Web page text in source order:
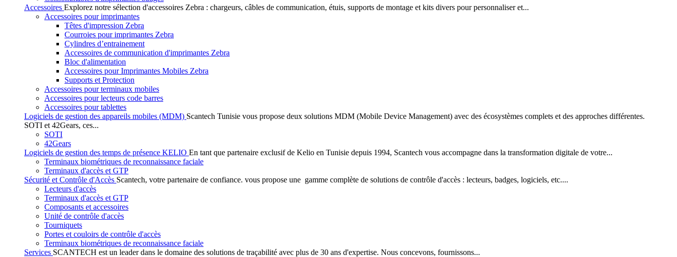
Accessoires Explorez notre sélection d'accessoires Zebra : chargeurs, câbles de communication, étuis, supports de montage et kits divers pour personnaliser et...
Accessoires pour imprimantes
Têtes d'impression Zebra
Courroies pour imprimantes Zebra
Cylindres d’entrainement
Accessoires de communication d'imprimantes Zebra
Bloc d'alimentation
Accessoires pour Imprimantes Mobiles Zebra
Supports et Protection
Accessoires pour terminaux mobiles
Accessoires pour lecteurs code barres
Accessoires pour tablettes
Logiciels de gestion des appareils mobiles (MDM) Scantech Tunisie vous propose deux solutions MDM (Mobile Device Management) avec des écosystèmes complets et des approches différentes.
SOTI et 42Gears, ces...
SOTI
42Gears
Logiciels de gestion des temps de présence KELIO En tant que partenaire exclusif de Kelio en Tunisie depuis 1994, Scantech vous accompagne dans la transformation digitale de votre...
Terminaux biométriques de reconnaissance faciale
Terminaux d'accès et GTP
Sécurité et Contrôle d'Accès Scantech, votre partenaire de confiance. vous propose une gamme complète de solutions de contrôle d'accès : lecteurs, badges, logiciels, etc....
Lecteurs d'accès
Terminaux d'accès et GTP
Composants et accessoires
Unité de contrôle d'accès
Tourniquets
Portes et couloirs de contrôle d'accès
Terminaux biométriques de reconnaissance faciale
Services SCANTECH est un leader dans le domaine des solutions de traçabilité avec plus de 30 ans d'expertise. Nous concevons, fournissons...